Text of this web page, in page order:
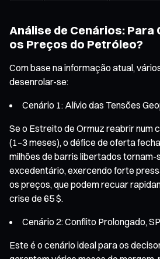
Análise de Cenários: Para
os Preços do Petróleo?
Com base na informação atual,
desenrolar-se:
Cenário 1: Alívio das Tensões
Se o Estreito de Ormuz reabrir num
(1–3 meses), o défice de oferta
milhões de barris libertados
excedentário, exercendo forte
os preços, que podem recuar
crise de 65 $.
Cenário 2: Conflito Prolongado,
Este é o cenário ideal para os